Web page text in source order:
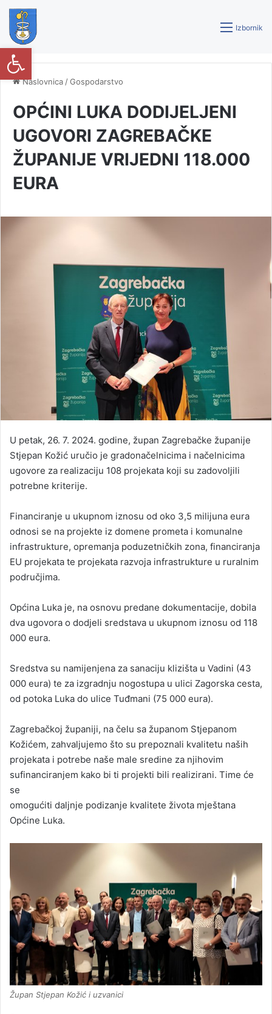
Izbornik
Naslovnica /Gospodarstvo
OPĆINI LUKA DODIJELJENI
UGOVORI ZAGREBAČKE
ŽUPANIJE VRIJEDNI 118.000
EURA
U petak, 26. 7. 2024. godine, župan Zagrebačke županije
Stjepan Kožić uručio je gradonačelnicima i načelnicima
ugovore za realizaciju 108 projekata koji su zadovoljili
potrebne kriterije.
Financiranje u ukupnom iznosu od oko 3,5 milijuna eura
odnosi se na projekte iz domene prometa i komunalne
infrastrukture, opremanja poduzetničkih zona, financiranja
EU projekata te projekata razvoja infrastrukture u ruralnim
područjima.
Općina Luka je, na osnovu predane dokumentacije, dobila
dva ugovora o dodjeli sredstava u ukupnom iznosu od 118
000 eura.
Sredstva su namijenjena za sanaciju klizišta u Vadini (43
000 eura) te za izgradnju nogostupa u ulici Zagorska cesta,
od potoka Luka do ulice Tuđmani (75 000 eura).
Zagrebačkoj županiji, na čelu sa županom Stjepanom
Kožićem, zahvaljujemo što su prepoznali kvalitetu naših
projekata i potrebe naše male sredine za njihovim
sufinanciranjem kako bi ti projekti bili realizirani. Time će
se
omogućiti daljnje podizanje kvalitete života mještana
Općine Luka.
Župan Stjepan Kožić i uzvanici
Open toolbar